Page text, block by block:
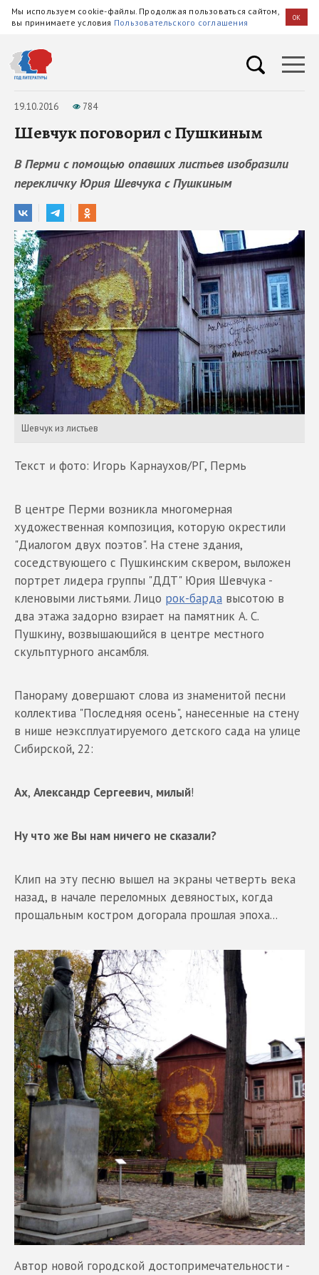
Мы используем cookie-файлы. Продолжая пользоваться сайтом,
вы принимаете условия Пользовательского соглашения OK
19.10.2016 784
Шевчук поговорил с Пушкиным
В Перми с помощью опавших листьев изобразили
перекличку Юрия Шевчука с Пушкиным
Шевчук из листьев
Текст и фото: Игорь Карнаухов/РГ, Пермь
В центре Перми возникла многомерная
художественная композиция, которую окрестили
"Диалогом двух поэтов". На стене здания,
соседствующего с Пушкинским сквером, выложен
портрет лидера группы "ДДТ" Юрия Шевчука -
кленовыми листьями. Лицо рок-барда высотою в
два этажа задорно взирает на памятник А. С.
Пушкину, возвышающийся в центре местного
скульптурного ансамбля.
Панораму довершают слова из знаменитой песни
коллектива "Последняя осень", нанесенные на стену
в нише неэксплуатируемого детского сада на улице
Сибирской, 22:
Ах, Александр Сергеевич, милый!
Ну что же Вы нам ничего не сказали?
Клип на эту песню вышел на экраны четверть века
назад, в начале переломных девяностых, когда
прощальным костром догорала прошлая эпоха...
Автор новой городской достопримечательности -